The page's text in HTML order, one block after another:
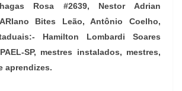
Rosa #2639, Nestor Adrian
Bites Leão, Antônio Coelho,
Hamilton Lombardi Soares
SP, mestres instalados, mestres,
aprendizes.